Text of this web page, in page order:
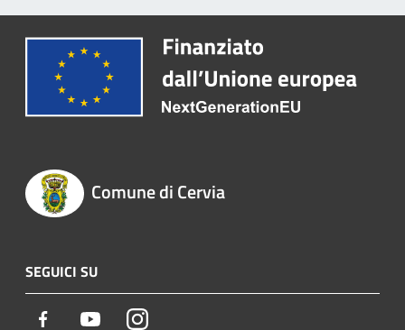
Comune di Cervia
SEGUICI SU
Facebook YoutubeInstagram